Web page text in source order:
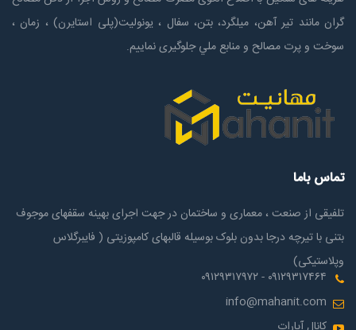
گران مانند تیر آهن، میلگرد، بتن، سفال ، یونولیت(پلی استايرن) ، زمان ،
سوخت و پرت مصالح و منابع ملي جلوگیری نماییم.
تماس باما
تلفیقی از صنعت ، معماری و ساختمان در جهت اجرای بهینه سقفهای موجوف
بتنی با تیرچه درجا بدون بلوک بوسیله قالبهای کامپوزیتی ( فایبرگلاس
وپلاستیکی)
۰۹۱۲۹۳۱۷۴۶۴ - ۰۹۱۲۹۳۱۷۹۷۲
info@mahanit.com